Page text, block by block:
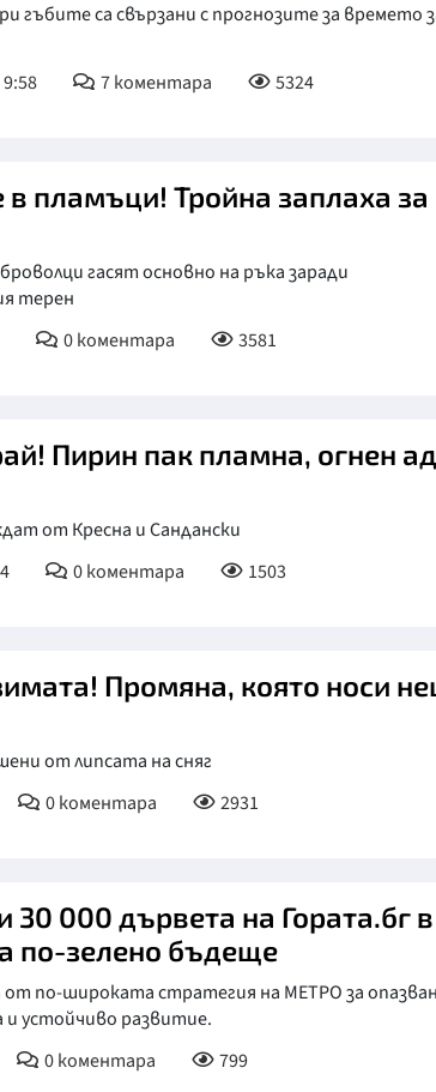
гъбите са свързани с прогнозите за времето
7коментара 5324
в пламъци! Тройна заплаха за
гасят основно на ръка заради
терен
0коментара 3581
Пирин пак пламна, огнен ад
от Кресна и Сандански
0коментара 1503
Промяна, която носи
от липсата на сняг
0коментара 2931
000 дървета на Гората.бг в
по-зелено бъдеще
по-широката стратегия на МЕТРО за
и устойчиво развитие.
0коментара 799